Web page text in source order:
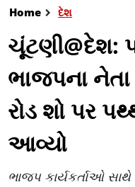
Home દેશ
ચૂંટણી@દેશ:
ભાજપના નેતા
રોડ શો પર
આવ્યો
ભાજપ કાર્યકર્તાઓ